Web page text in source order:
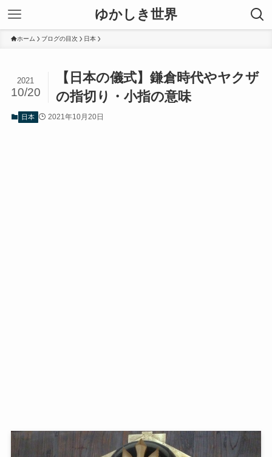
ゆかしき世界
ホーム ブログの目次 日本
【日本の儀式】鎌倉時代やヤクザ
の指切り・小指の意味
2021
10/20
日本 2021年10月20日